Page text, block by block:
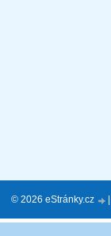
© 2026 eStránky.cz